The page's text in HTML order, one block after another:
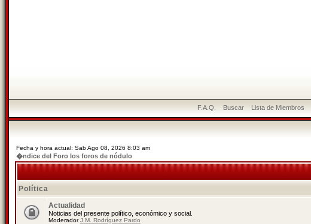
F.A.Q. Buscar Lista de Miembros
Fecha y hora actual: Sab Ago 08, 2026 8:03 am
�ndice del Foro los foros de nódulo
Política
Actualidad
Noticias del presente político, económico y social.
ModeradorJ.M. Rodríguez Pardo